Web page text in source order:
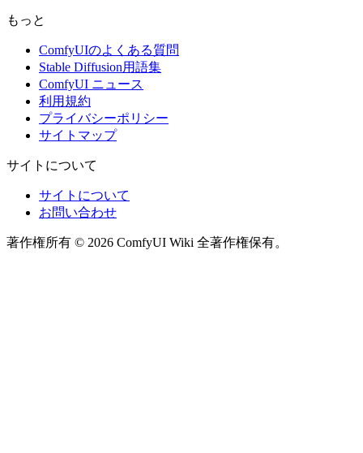
もっと
ComfyUIのよくある質問
Stable Diffusion用語集
ComfyUI ニュース
利用規約
プライバシーポリシー
サイトマップ
サイトについて
サイトについて
お問い合わせ
著作権所有 © 2026 ComfyUI Wiki 全著作権保有。